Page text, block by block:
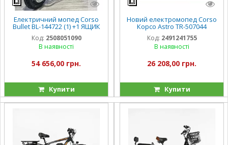
Електричний мопед Corso
Bullet BL-144722 (1) +1 ЯЩИК
АКУМ., двигун 2000W,
акумулятор 72V/38Ah
Код: 2508051090
В наявності
54 656,00 грн.
Купити
Новий електромопед Corso
Корсо Astro TR-507044
двигун 500W, акумулятор
60V/20Ah, в коробці
Код: 2491241755
В наявності
26 208,00 грн.
Купити